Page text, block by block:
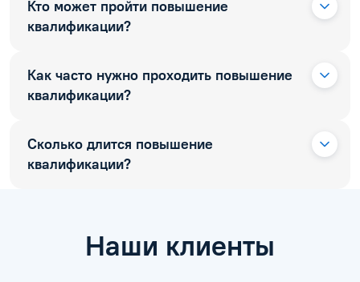
Кто может пройти повышение
квалификации?
Как часто нужно проходить повышение
квалификации?
Сколько длится повышение
квалификации?
Наши клиенты